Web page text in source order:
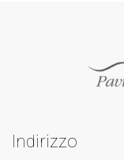
Indirizzo